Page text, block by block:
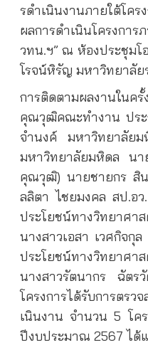
รดําเนินงานภายใต้โคร
ผลการดำเนินโครงการ
วทน.ฯ” ณ ห้องประชุมโ
โรจน์หิรัญ มหาวิทยาลัย
การติดตามผลงานใน
คุณวุฒิคณะทำงาน ประ
จำนงค์ มหาวิทยาลัยม
มหาวิทยาลัยมหิดล น
คุณวุฒิ) นายชายกร สิ
ลลิตา ไชยมงคล สป.อว
ประโยชน์ทางวิทยา
นางสาวเอสา เวศกิจกุล
ประโยชน์ทางวิทยาศา
นางสาวรัตนากร ฉัต
โครงการได้รับการตรว
เนินงาน จำนวน 5 โค
ปีงบประมาณ 2567 ได้